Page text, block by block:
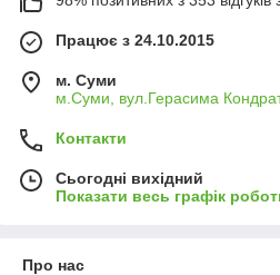
Працює з 24.10.2015
м. Суми
м.Суми, вул.Герасима
Контакти
Сьогодні вихідний
Показати весь графік
Про нас